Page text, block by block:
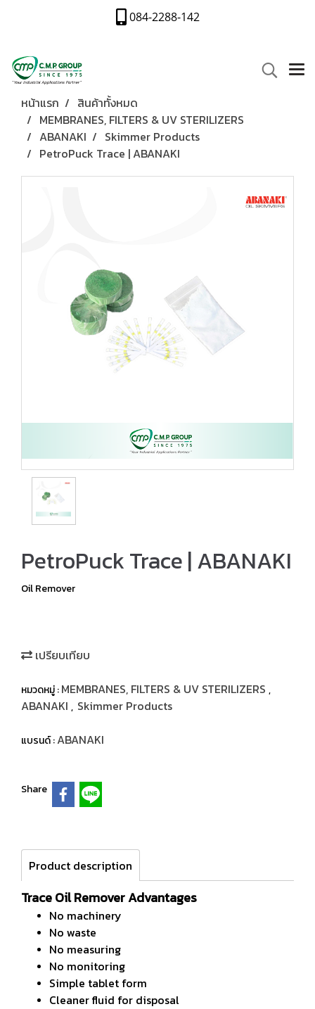
084-2288-142
หน้าแรก
สินค้าทั้งหมด
MEMBRANES, FILTERS & UV STERILIZERS
ABANAKI
Skimmer Products
PetroPuck Trace | ABANAKI
PetroPuck Trace | ABANAKI
Oil Remover
เปรียบเทียบ
หมวดหมู่ :MEMBRANES, FILTERS & UV STERILIZERS ,
ABANAKI , Skimmer Products
แบรนด์ :ABANAKI
Share
Product description
Trace Oil Remover Advantages
No machinery
No waste
No measuring
No monitoring
Simple tablet form
Cleaner fluid for disposal